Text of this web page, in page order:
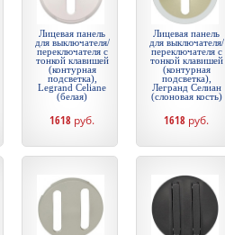
Лицевая панель
для выключателя/
переключателя с
тонкой клавишей
(контурная
подсветка),
Legrand Celiane
(белая)
1618 руб.
Лицевая панель
для выключателя/
переключателя с
тонкой клавишей
(контурная
подсветка),
Легранд Селиан
(слоновая кость)
1618 руб.